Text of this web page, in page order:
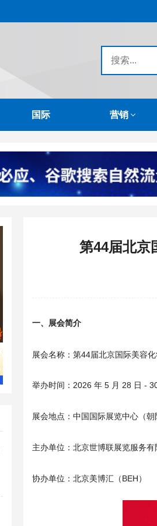
国际 营销
第44届北京
一、展会简介
展会名称：第44届北京国际美容化
举办时间：2026 年 5 月 28 日 -
展会地点：中国国际展览中心（
主办单位：北京世博联展览服务有
协办单位：北京美博汇（BEH）